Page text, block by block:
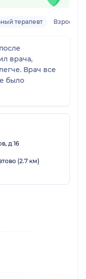
терапевт Взрослый
врача,
было
д 16
(2.7 км)